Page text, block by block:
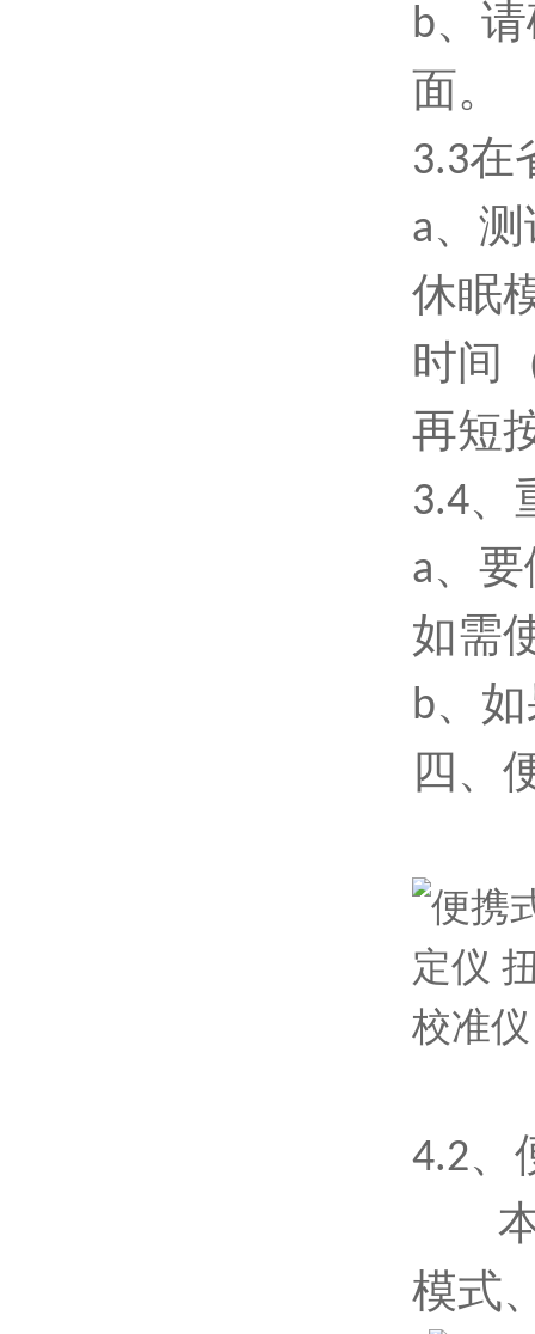
b、
面。
3.3在
a、
休眠
时间
再短
3.4、
a、
如需
b、
四 、
4.2、
模式